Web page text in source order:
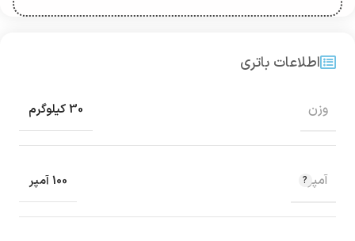
اطلاعات باتری
وزن 30 کیلوگرم
آمپر 100 آمپر